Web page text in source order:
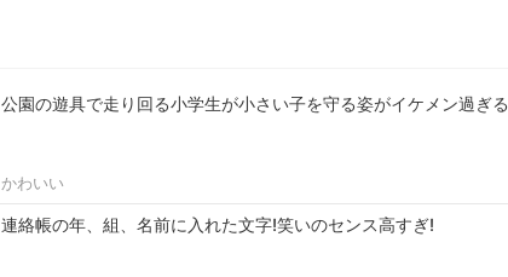
公園の遊具で走り回る小学生が小さい子を守る姿がイケメン過ぎる
かわいい
連絡帳の年、組、名前に入れた文字!笑いのセンス高すぎ!